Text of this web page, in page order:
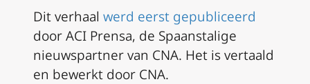
Dit verhaal werd eerst gepubliceerd
door ACI Prensa, de Spaanstalige
nieuwspartner van CNA. Het is vertaald
en bewerkt door CNA.